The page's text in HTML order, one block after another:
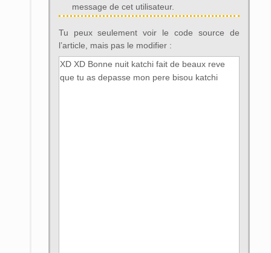
message de cet utilisateur.
Tu peux seulement voir le code source de
l’article, mais pas le modifier :